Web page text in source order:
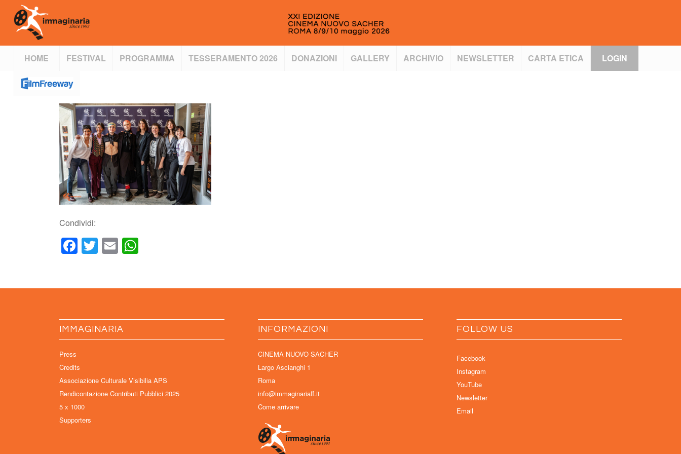
HOME FESTIVAL PROGRAMMA TESSERAMENTO 2026 DONAZIONI GALLERY ARCHIVIO NEWSLETTER CARTA ETICA LOGIN
Condividi:
Facebook
Twitter
Email
IMMAGINARIA
Press
Credits
Associazione Culturale Visibilia APS
Rendicontazione Contributi Pubblici 2025
5 x 1000
Supporters
INFORMAZIONI
CINEMA NUOVO SACHER
Largo Ascianghi 1
Roma
info@immaginariaff.it
Come arrivare
FOLLOW US
Facebook
Instagram
YouTube
Newsletter
Email